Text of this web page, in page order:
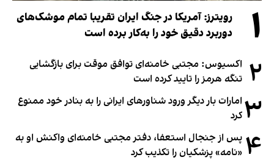
۱
رویترز: آمریکا در جنگ ایران تقریبا تمام موشک‌های
دوربرد دقیق خود را به‌کار برده است
۲ اکسیوس: مجتبی خامنه‌ای توافق موقت برای بازگشایی
تنگه هرمز را تایید کرده است
۳ امارات بار دیگر ورود شناورهای ایرانی را به بنادر خود ممنوع
کرد
۴ پس از جنجال استعفا، دفتر مجتبی خامنه‌ای واکنش او به
«نامه» پزشکیان را تکذیب کرد